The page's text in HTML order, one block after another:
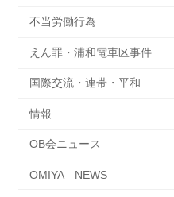
不当労働行為
えん罪・浦和電車区事件
国際交流・連帯・平和
情報
OB会ニュース
OMIYA NEWS